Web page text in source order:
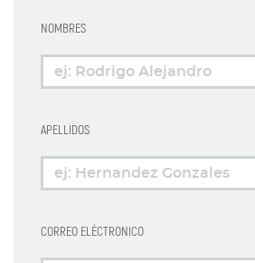
NOMBRES
APELLIDOS
CORREO ELÉCTRONICO